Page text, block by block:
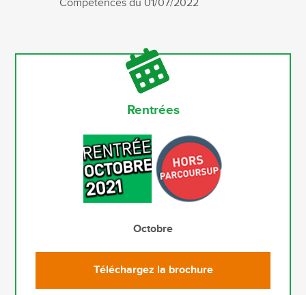
Compétences du 01/07/2022
Rentrées
Octobre
Téléchargez la brochure